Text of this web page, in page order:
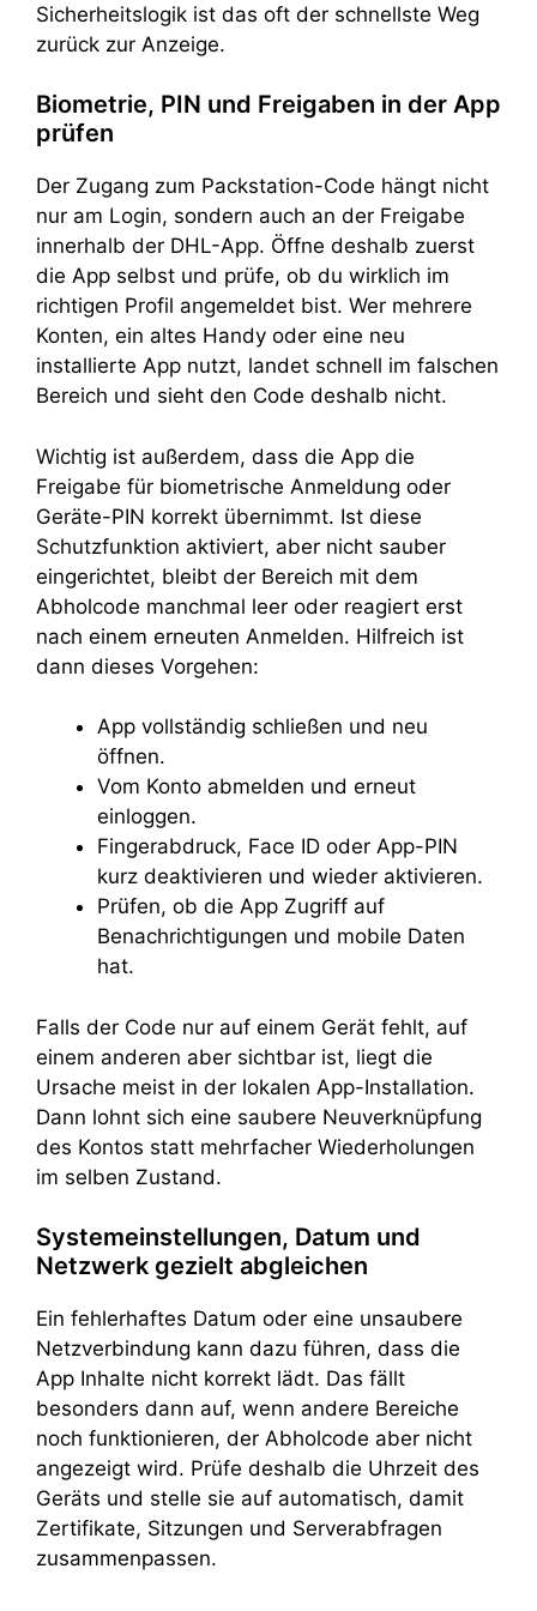
Sicherheitslogik ist das oft der schnellste Weg
zurück zur Anzeige.
Biometrie, PIN und Freigaben in der App
prüfen
Der Zugang zum Packstation-Code hängt nicht
nur am Login, sondern auch an der Freigabe
innerhalb der DHL-App. Öffne deshalb zuerst
die App selbst und prüfe, ob du wirklich im
richtigen Profil angemeldet bist. Wer mehrere
Konten, ein altes Handy oder eine neu
installierte App nutzt, landet schnell im falschen
Bereich und sieht den Code deshalb nicht.
Wichtig ist außerdem, dass die App die
Freigabe für biometrische Anmeldung oder
Geräte-PIN korrekt übernimmt. Ist diese
Schutzfunktion aktiviert, aber nicht sauber
eingerichtet, bleibt der Bereich mit dem
Abholcode manchmal leer oder reagiert erst
nach einem erneuten Anmelden. Hilfreich ist
dann dieses Vorgehen:
App vollständig schließen und neu
öffnen.
Vom Konto abmelden und erneut
einloggen.
Fingerabdruck, Face ID oder App-PIN
kurz deaktivieren und wieder aktivieren.
Prüfen, ob die App Zugriff auf
Benachrichtigungen und mobile Daten
hat.
Falls der Code nur auf einem Gerät fehlt, auf
einem anderen aber sichtbar ist, liegt die
Ursache meist in der lokalen App-Installation.
Dann lohnt sich eine saubere Neuverknüpfung
des Kontos statt mehrfacher Wiederholungen
im selben Zustand.
Systemeinstellungen, Datum und
Netzwerk gezielt abgleichen
Ein fehlerhaftes Datum oder eine unsaubere
Netzverbindung kann dazu führen, dass die
App Inhalte nicht korrekt lädt. Das fällt
besonders dann auf, wenn andere Bereiche
noch funktionieren, der Abholcode aber nicht
angezeigt wird. Prüfe deshalb die Uhrzeit des
Geräts und stelle sie auf automatisch, damit
Zertifikate, Sitzungen und Serverabfragen
zusammenpassen.